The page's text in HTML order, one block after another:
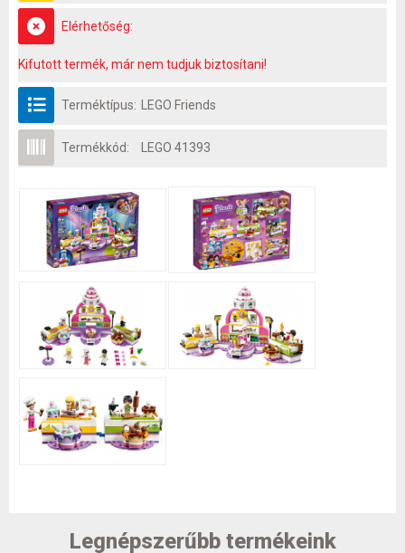
Elérhetőség:
Kifutott termék, már nem tudjuk biztosítani!
Terméktípus: LEGO Friends
Termékkód: LEGO 41393
Legnépszerűbb termékeink